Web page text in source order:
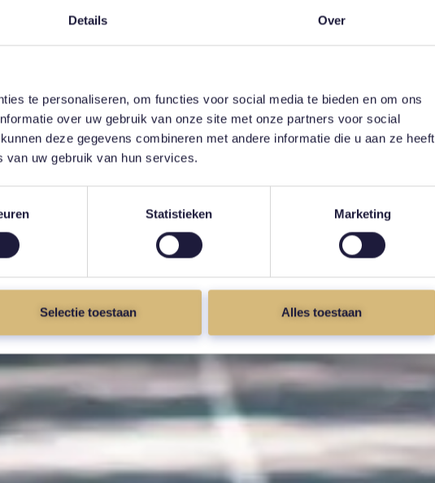
Details Over
te personaliseren, om functies voor social media te bieden en om ons
over uw gebruik van onze site met onze partners voor social
deze gegevens combineren met andere informatie die u aan ze heeft
uw gebruik van hun services.
Statistieken Marketing
Selectie toestaan Alles toestaan